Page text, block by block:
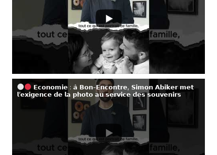
𝗘𝗰𝗼𝗻𝗼𝗺𝗶𝗲 : 𝗮̀ 𝗕𝗼𝗻-𝗘𝗻𝗰𝗼𝗻𝘁𝗿𝗲, 𝗦𝗶𝗺𝗼𝗻 𝗔𝗯𝗶𝗸𝗲𝗿 𝗺𝗲𝘁
𝗹’𝗲𝘅𝗶𝗴𝗲𝗻𝗰𝗲 𝗱𝗲 𝗹𝗮 𝗽𝗵𝗼𝘁𝗼 𝗮𝘂 𝘀𝗲𝗿𝘃𝗶𝗰𝗲 𝗱𝗲𝘀 𝘀𝗼𝘂𝘃𝗲𝗻𝗶𝗿𝘀